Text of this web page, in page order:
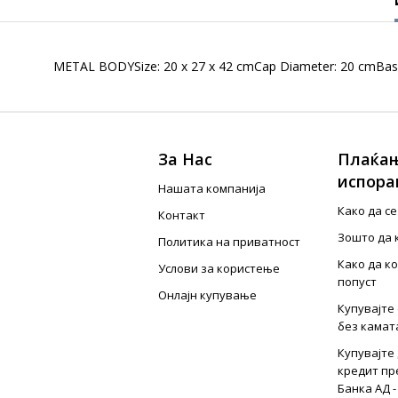
METAL BODYSize: 20 x 27 x 42 cmCap Diameter: 20
За Нас
Нашата компанија
Контакт
Политика на приватност
Услови за користење
Онлајн купување
Како да
Зошто да
Како да
попуст
без
кредит
Банка АД -